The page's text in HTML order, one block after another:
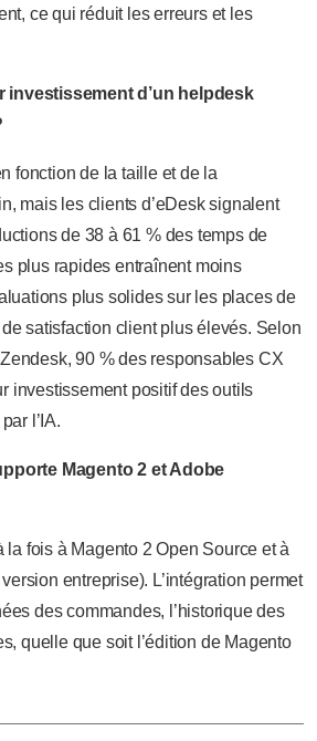
ce qui réduit les erreurs et les
investissement d’un helpdesk
fonction de la taille et de la
mais les clients d’eDesk signalent
de 38 à 61 % des temps de
plus rapides entraînent moins
plus solides sur les places de
satisfaction client plus élevés. Selon
90 % des responsables CX
investissement positif des outils
l’IA.
Magento 2 et Adobe
la fois à Magento 2 Open Source et à
entreprise). L’intégration permet
des commandes, l’historique des
quelle que soit l’édition de Magento